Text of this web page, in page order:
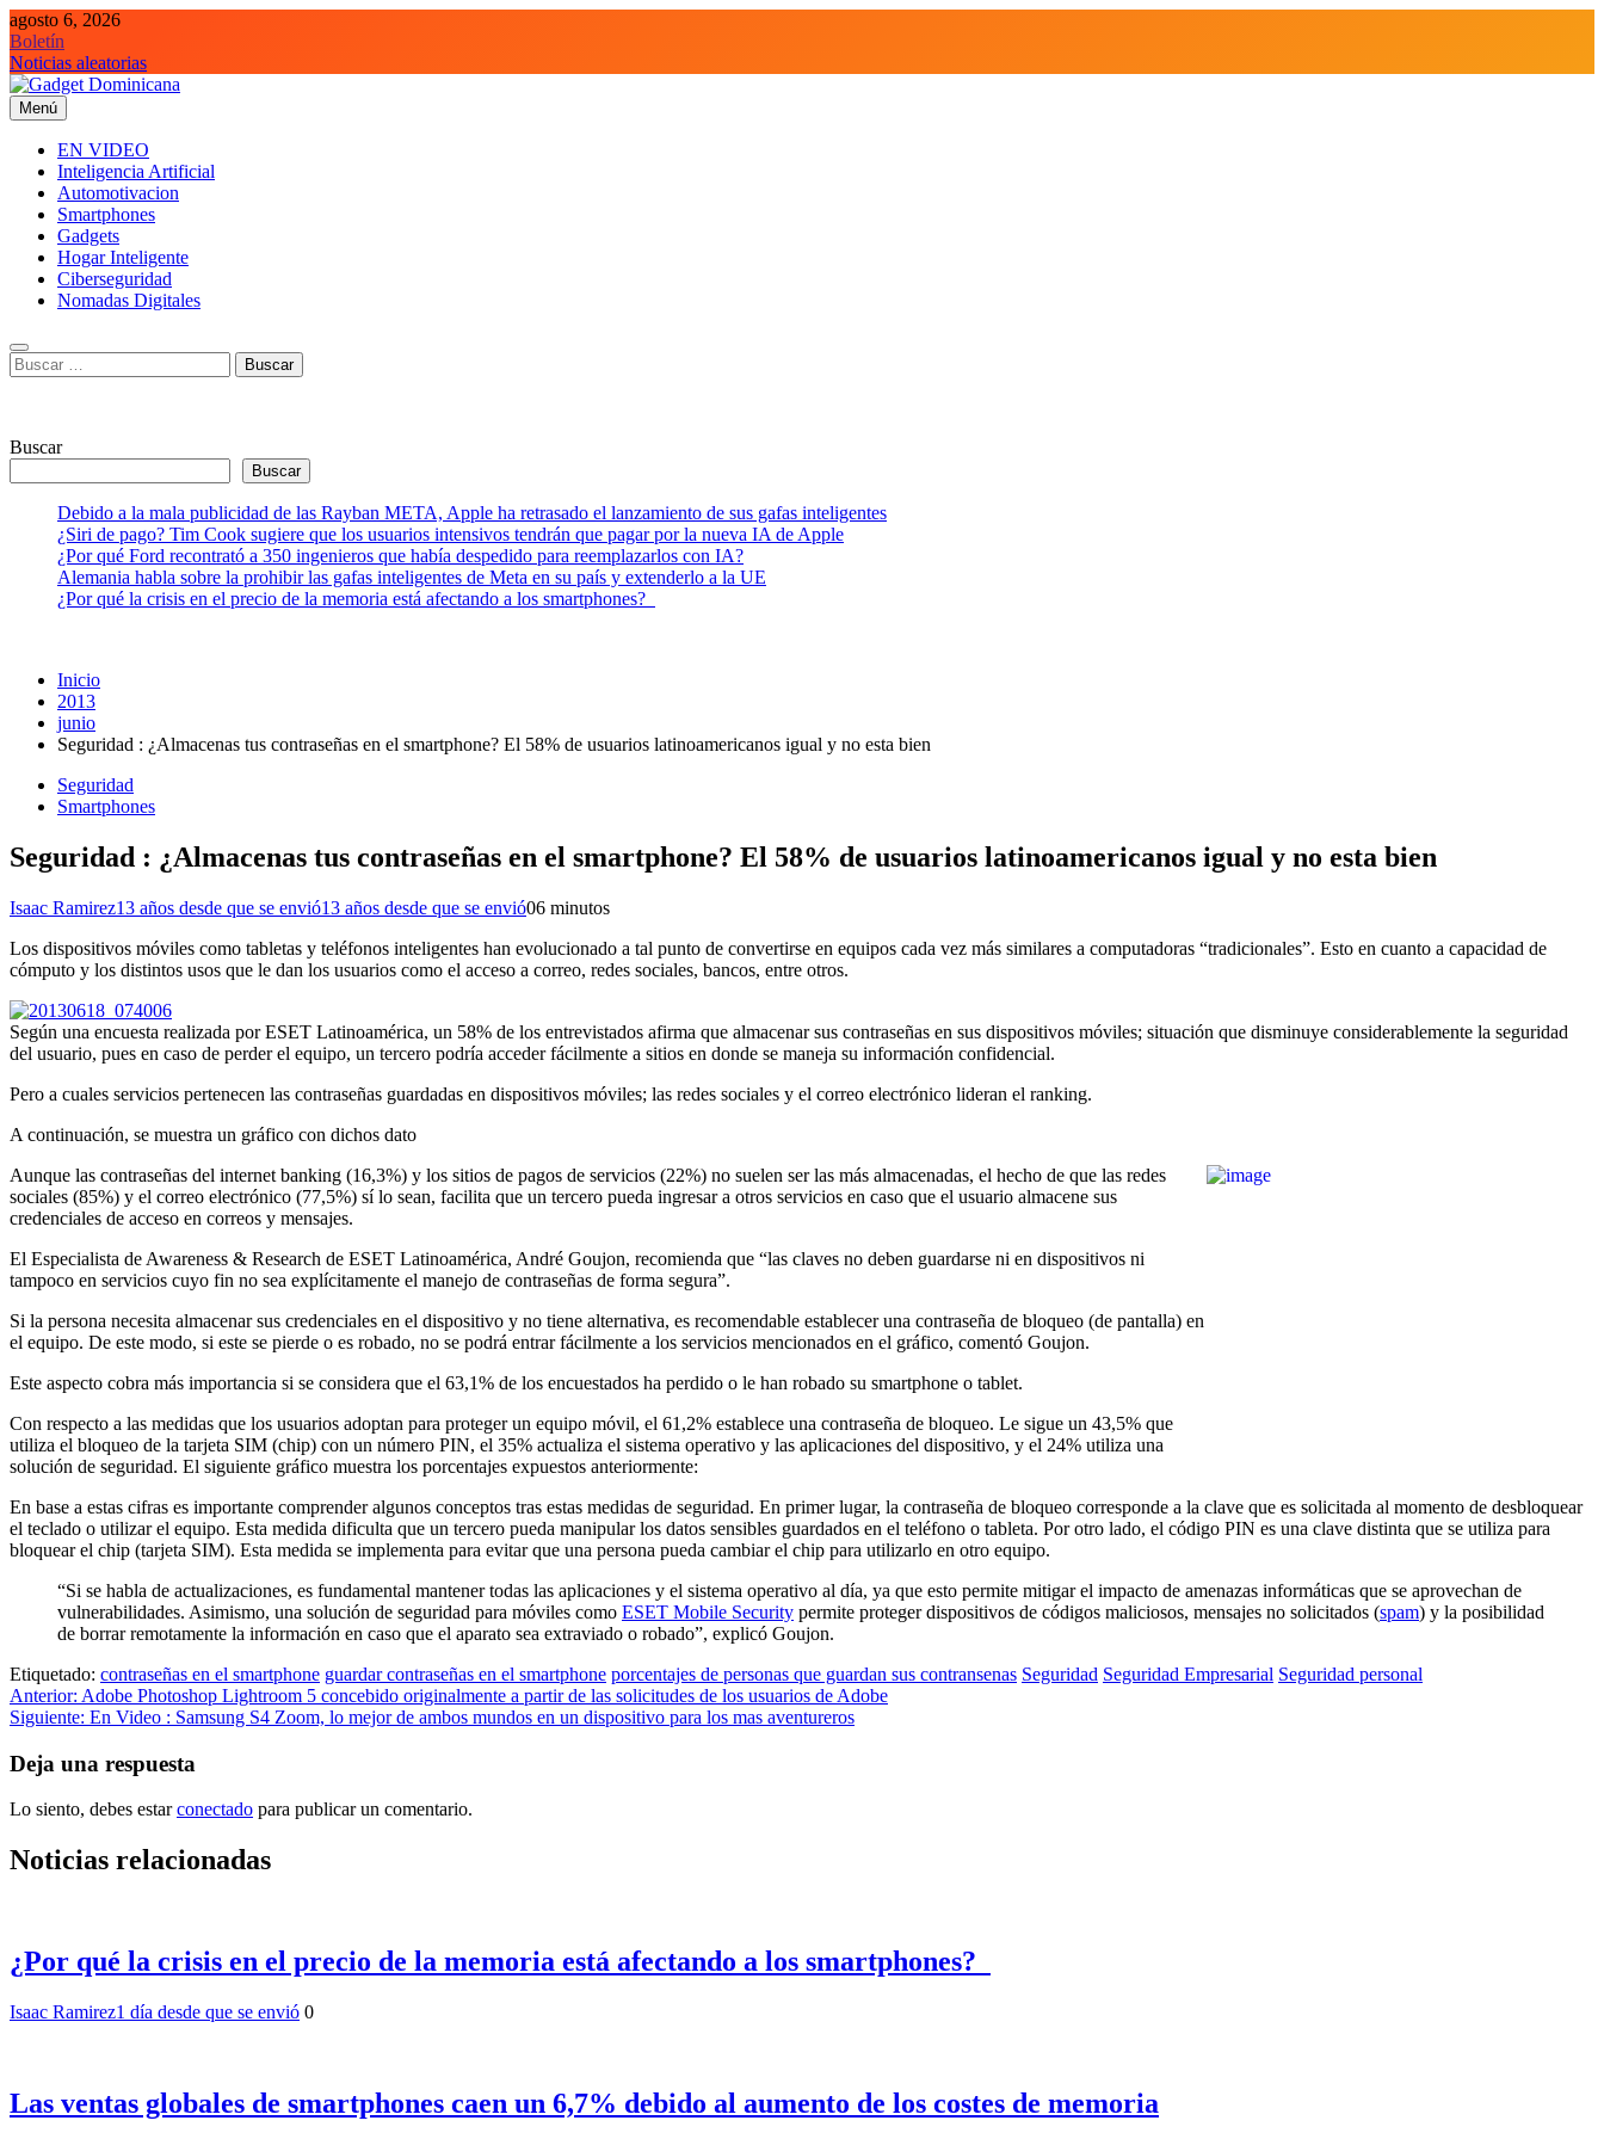
Saltar
al
contenido
agosto 6, 2026
Boletín
Noticias aleatorias
Gadget Dominicana
Gadgets y Tecnología de consumo
Menú
EN VIDEO
Inteligencia Artificial
Automotivacion
Smartphones
Gadgets
Hogar Inteligente
Ciberseguridad
Nomadas Digitales
Buscar:
Buscar
Buscar
Debido a la mala publicidad de las Rayban META, Apple ha retrasado el lanzamiento de sus gafas inteligentes
¿Siri de pago? Tim Cook sugiere que los usuarios intensivos tendrán que pagar por la nueva IA de Apple
¿Por qué Ford recontrató a 350 ingenieros que había despedido para reemplazarlos con IA?
Alemania habla sobre la prohibir las gafas inteligentes de Meta en su país y extenderlo a la UE
¿Por qué la crisis en el precio de la memoria está afectando a los smartphones?
Inicio
2013
junio
Seguridad : ¿Almacenas tus contraseñas en el smartphone? El 58% de usuarios latinoamericanos igual y no esta bien
Seguridad
Smartphones
Seguridad : ¿Almacenas tus contraseñas en el smartphone? El 58% de usuarios latinoamericanos igual y no esta bien
Isaac Ramirez13 años desde que se envió13 años desde que se envió06 minutos
Los dispositivos móviles como tabletas y teléfonos inteligentes han evolucionado a tal punto de convertirse en equipos cada vez más similares a computadoras “tradicionales”. Esto en cuanto a capacidad de
cómputo y los distintos usos que le dan los usuarios como el acceso a correo, redes sociales, bancos, entre otros.
Según una encuesta realizada por ESET Latinoamérica, un 58% de los entrevistados afirma que almacenar sus contraseñas en sus dispositivos móviles; situación que disminuye considerablemente la seguridad
del usuario, pues en caso de perder el equipo, un tercero podría acceder fácilmente a sitios en donde se maneja su información confidencial.
Pero a cuales servicios pertenecen las contraseñas guardadas en dispositivos móviles; las redes sociales y el correo electrónico lideran el ranking.
A continuación, se muestra un gráfico con dichos dato
Aunque las contraseñas del internet banking (16,3%) y los sitios de pagos de servicios (22%) no suelen ser las más almacenadas, el hecho de que las redes
sociales (85%) y el correo electrónico (77,5%) sí lo sean, facilita que un tercero pueda ingresar a otros servicios en caso que el usuario almacene sus
credenciales de acceso en correos y mensajes.
El Especialista de Awareness & Research de ESET Latinoamérica, André Goujon, recomienda que “las claves no deben guardarse ni en dispositivos ni
tampoco en servicios cuyo fin no sea explícitamente el manejo de contraseñas de forma segura”.
Si la persona necesita almacenar sus credenciales en el dispositivo y no tiene alternativa, es recomendable establecer una contraseña de bloqueo (de pantalla) en
el equipo. De este modo, si este se pierde o es robado, no se podrá entrar fácilmente a los servicios mencionados en el gráfico, comentó Goujon.
Este aspecto cobra más importancia si se considera que el 63,1% de los encuestados ha perdido o le han robado su smartphone o tablet.
Con respecto a las medidas que los usuarios adoptan para proteger un equipo móvil, el 61,2% establece una contraseña de bloqueo. Le sigue un 43,5% que
utiliza el bloqueo de la tarjeta SIM (chip) con un número PIN, el 35% actualiza el sistema operativo y las aplicaciones del dispositivo, y el 24% utiliza una
solución de seguridad. El siguiente gráfico muestra los porcentajes expuestos anteriormente:
En base a estas cifras es importante comprender algunos conceptos tras estas medidas de seguridad. En primer lugar, la contraseña de bloqueo corresponde a la clave que es solicitada al momento de desbloquear
el teclado o utilizar el equipo. Esta medida dificulta que un tercero pueda manipular los datos sensibles guardados en el teléfono o tableta. Por otro lado, el código PIN es una clave distinta que se utiliza para
bloquear el chip (tarjeta SIM). Esta medida se implementa para evitar que una persona pueda cambiar el chip para utilizarlo en otro equipo.
“Si se habla de actualizaciones, es fundamental mantener todas las aplicaciones y el sistema operativo al día, ya que esto permite mitigar el impacto de amenazas informáticas que se aprovechan de
vulnerabilidades. Asimismo, una solución de seguridad para móviles como ESET Mobile Security permite proteger dispositivos de códigos maliciosos, mensajes no solicitados (spam) y la posibilidad
de borrar remotamente la información en caso que el aparato sea extraviado o robado”, explicó Goujon.
Etiquetado: contraseñas en el smartphone guardar contraseñas en el smartphone porcentajes de personas que guardan sus contransenas Seguridad Seguridad Empresarial Seguridad personal
Navegación
de
entradas
Anterior: Adobe Photoshop Lightroom 5 concebido originalmente a partir de las solicitudes de los usuarios de Adobe
Siguiente: En Video : Samsung S4 Zoom, lo mejor de ambos mundos en un dispositivo para los mas aventureros
Deja una respuesta
Lo siento, debes estarconectado para publicar un comentario.
Noticias relacionadas
¿Por qué la crisis en el precio de la memoria está afectando a los smartphones?
Isaac Ramirez1 día desde que se envió 0
Las ventas globales de smartphones caen un 6,7% debido al aumento de los costes de memoria